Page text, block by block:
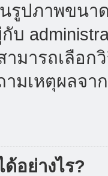
รูปภาพขนา
มารถเลือก
มเหตุผลจา
อย่างไร?